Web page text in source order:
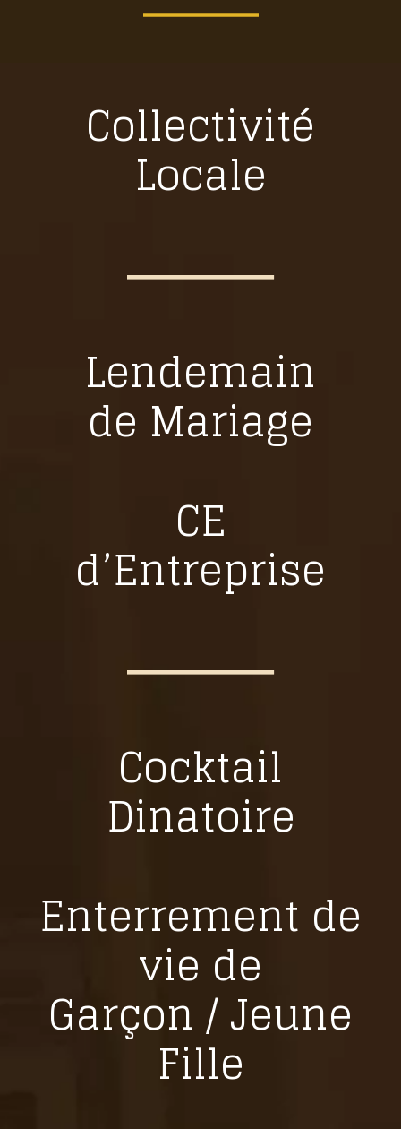
Collectivité
Locale
Lendemain
de Mariage
CE
d’Entreprise
Cocktail
Dinatoire
Enterrement de
vie de
Garçon / Jeune
Fille